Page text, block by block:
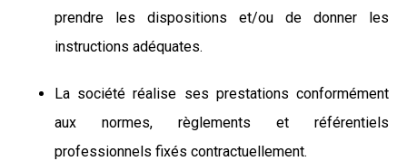
prendre les dispositions et/ou de donner les
instructions adéquates.
La société réalise ses prestations conformément
aux normes, règlements et référentiels
professionnels fixés contractuellement.